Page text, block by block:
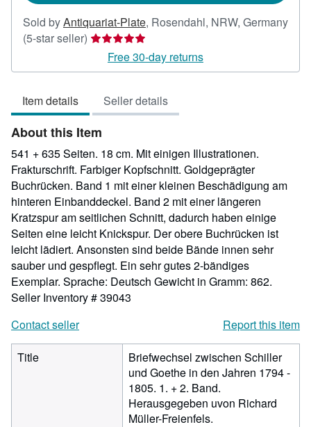
Sold byAntiquariat-Plate, Rosendahl, NRW, Germany
(5-star seller) Seller
rating
5
5
stars
Free 30-day returns
Item details Seller details
About this Item
541 + 635 Seiten. 18 cm. Mit einigen Illustrationen.
Frakturschrift. Farbiger Kopfschnitt. Goldgeprägter
Buchrücken. Band 1 mit einer kleinen Beschädigung am
hinteren Einbanddeckel. Band 2 mit einer längeren
Kratzspur am seitlichen Schnitt, dadurch haben einige
Seiten eine leicht Knickspur. Der obere Buchrücken ist
leicht lädiert. Ansonsten sind beide Bände innen sehr
sauber und gespflegt. Ein sehr gutes 2-bändiges
Exemplar. Sprache: Deutsch Gewicht in Gramm: 862.
Seller Inventory # 39043
Contact seller
Report this item
Title
Briefwechsel zwischen Schiller
und Goethe in den Jahren 1794 -
1805. 1. + 2. Band.
Herausgegeben uvon Richard
Müller-Freienfels.